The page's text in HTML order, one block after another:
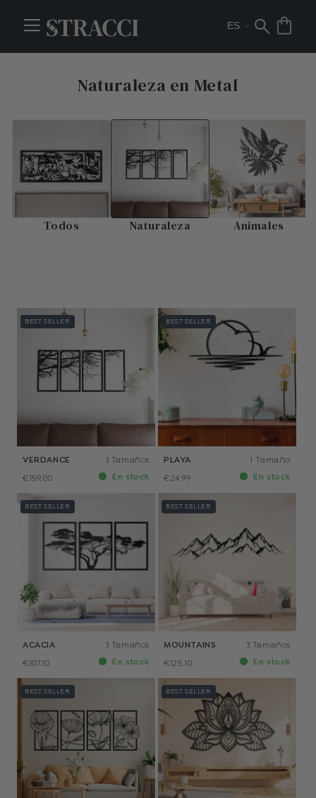
Naturaleza en Metal
Todos Naturaleza Animales
BEST SELLER
VERDANCE
€159.00
3 Tamaños
En stock
BEST SELLER
PLAYA
€24.99
1 Tamaño
En stock
BEST SELLER
ACACIA
€107.10
3 Tamaños
En stock
BEST SELLER
MOUNTAINS
€125.10
3 Tamaños
En stock
BEST SELLER BEST SELLER